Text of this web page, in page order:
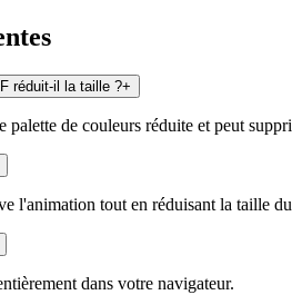
réduit-il la taille ?+
palette de couleurs réduite et peut
l'animation tout en réduisant la taille
dans votre navigateur.